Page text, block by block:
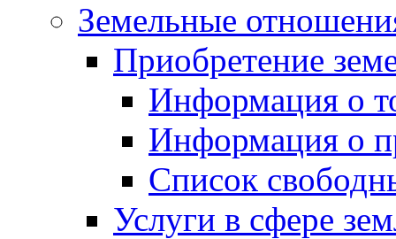
Земельные
Приобретение
Информация о
Информация о
Список
Услуги в сфере